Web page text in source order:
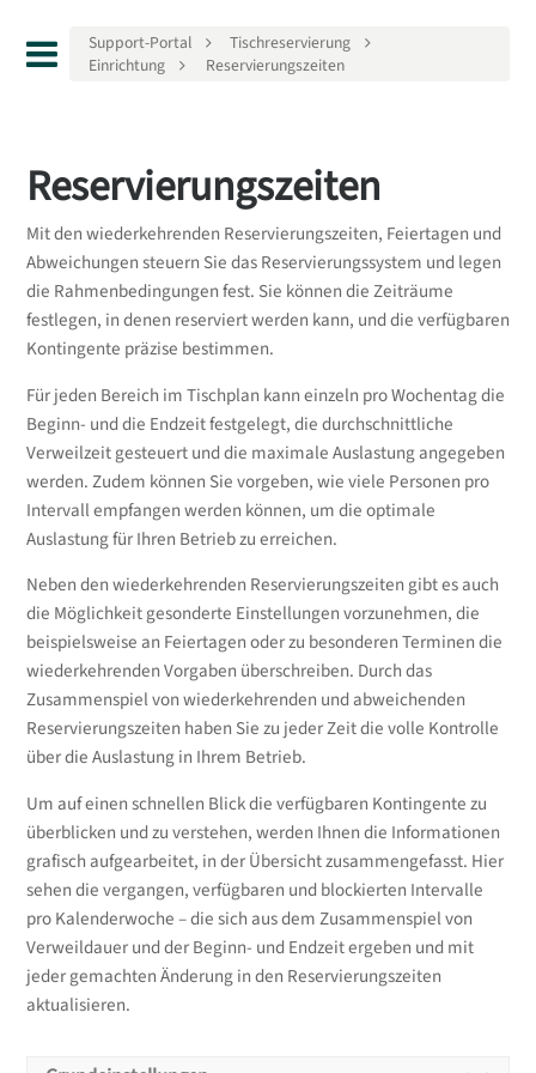
Support-Portal
Tischreservierung
Einrichtung
Reservierungszeiten
Reservierungszeiten
Mit den wiederkehrenden Reservierungszeiten, Feiertagen und
Abweichungen steuern Sie das Reservierungssystem und legen
die Rahmenbedingungen fest. Sie können die Zeiträume
festlegen, in denen reserviert werden kann, und die verfügbaren
Kontingente präzise bestimmen.
Für jeden Bereich im Tischplan kann einzeln pro Wochentag die
Beginn- und die Endzeit festgelegt, die durchschnittliche
Verweilzeit gesteuert und die maximale Auslastung angegeben
werden. Zudem können Sie vorgeben, wie viele Personen pro
Intervall empfangen werden können, um die optimale
Auslastung für Ihren Betrieb zu erreichen.
Neben den wiederkehrenden Reservierungszeiten gibt es auch
die Möglichkeit gesonderte Einstellungen vorzunehmen, die
beispielsweise an Feiertagen oder zu besonderen Terminen die
wiederkehrenden Vorgaben überschreiben. Durch das
Zusammenspiel von wiederkehrenden und abweichenden
Reservierungszeiten haben Sie zu jeder Zeit die volle Kontrolle
über die Auslastung in Ihrem Betrieb.
Um auf einen schnellen Blick die verfügbaren Kontingente zu
überblicken und zu verstehen, werden Ihnen die Informationen
grafisch aufgearbeitet, in der Übersicht zusammengefasst. Hier
sehen die vergangen, verfügbaren und blockierten Intervalle
pro Kalenderwoche – die sich aus dem Zusammenspiel von
Verweildauer und der Beginn- und Endzeit ergeben und mit
jeder gemachten Änderung in den Reservierungszeiten
aktualisieren.